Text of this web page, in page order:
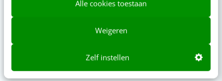
Alle cookies toestaan
Weigeren
Zelf instellen
8 strategische
te werken met